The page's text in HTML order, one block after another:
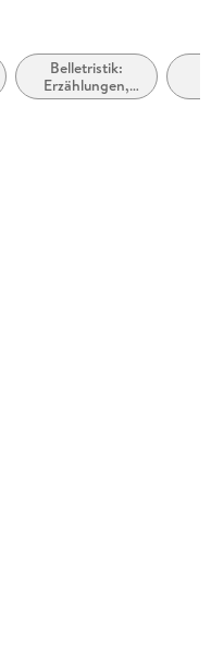
Belletristik:
Erzählungen,
Kurzgeschichten,